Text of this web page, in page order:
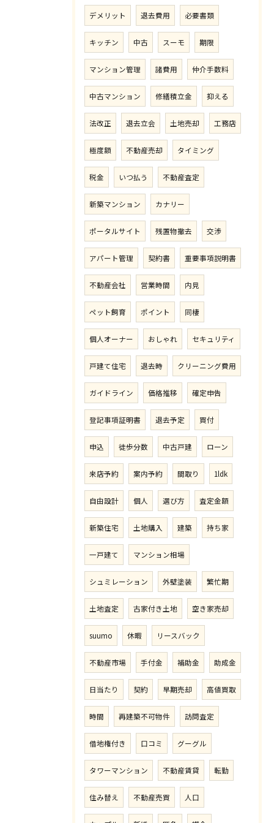
デメリット 退去費用 必要書類
キッチン 中古 スーモ 期限
マンション管理 諸費用 仲介手数料
中古マンション 修繕積立金 抑える
法改正 退去立会 土地売却 工務店
極度額 不動産売却 タイミング
税金 いつ払う 不動産査定
新築マンション カナリー
ポータルサイト 残置物撤去 交渉
アパート管理 契約書 重要事項説明書
不動産会社 営業時間 内見
ペット飼育 ポイント 同棲
個人オーナー おしゃれ セキュリティ
戸建て住宅 退去時 クリーニング費用
ガイドライン 価格推移 確定申告
登記事項証明書 退去予定 買付
申込 徒歩分数 中古戸建 ローン
来店予約 案内予約 間取り 1ldk
自由設計 個人 選び方 査定金額
新築住宅 土地購入 建築 持ち家
一戸建て マンション相場
シュミレーション 外壁塗装 繁忙期
土地査定 古家付き土地 空き家売却
suumo 休暇 リースバック
不動産市場 手付金 補助金 助成金
日当たり 契約 早期売却 高値買取
時間 再建築不可物件 訪問査定
借地権付き 口コミ グーグル
タワーマンション 不動産賃貸 転勤
住み替え 不動産売買 人口